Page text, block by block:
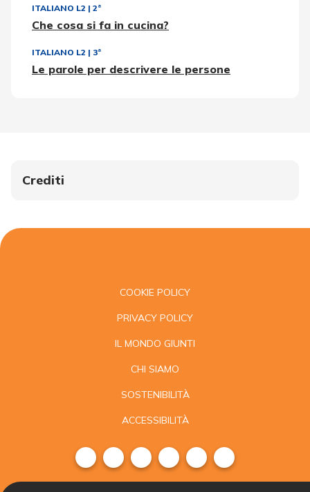
ITALIANO L2 | 2ª
Che cosa si fa in cucina?
ITALIANO L2 | 3ª
Le parole per descrivere le persone
Crediti
COOKIE POLICY
PRIVACY POLICY
IL MONDO GIUNTI
CHI SIAMO
SOSTENIBILITÀ
ACCESSIBILITÀ